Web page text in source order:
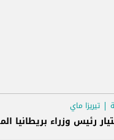
تيريزا ماي
رئيس وزراء بريطانيا